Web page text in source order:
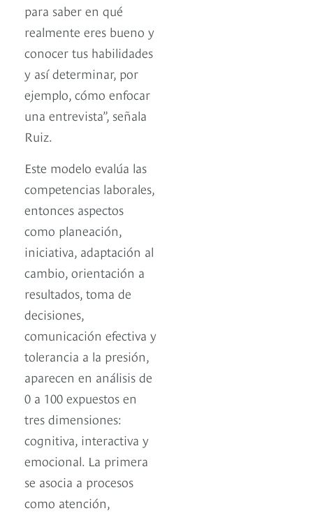
para saber en qué
realmente eres bueno y
conocer tus habilidades
y así determinar, por
ejemplo, cómo enfocar
una entrevista”, señala
Ruiz.
Este modelo evalúa las
competencias laborales,
entonces aspectos
como planeación,
iniciativa, adaptación al
cambio, orientación a
resultados, toma de
decisiones,
comunicación efectiva y
tolerancia a la presión,
aparecen en análisis de
0 a 100 expuestos en
tres dimensiones:
cognitiva, interactiva y
emocional. La primera
se asocia a procesos
como atención,